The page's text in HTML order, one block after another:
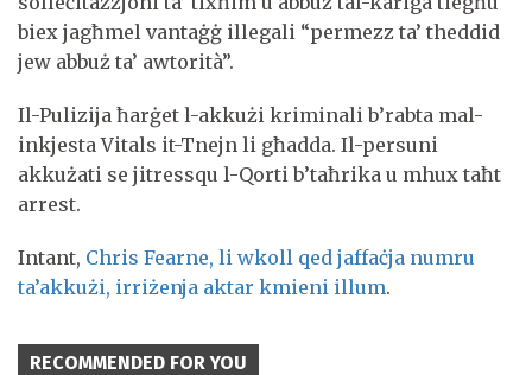
biex jagħmel vantaġġ illegali “permezz ta’ theddid
jew abbuż ta’ awtorità”.
Il-Pulizija ħarġet l-akkużi kriminali b’rabta mal-
inkjesta Vitals it-Tnejn li għadda. Il-persuni
akkużati se jitressqu l-Qorti b’taħrika u mhux taħt
arrest.
Intant, Chris Fearne, li wkoll qed jaffaċja numru
ta’akkużi, irriżenja aktar kmieni illum.
RECOMMENDED FOR YOU